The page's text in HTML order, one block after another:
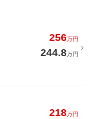
256万円
244.8万円
218万円